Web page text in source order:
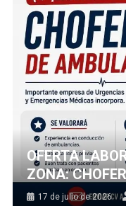
OFERTA
ZONA:
17 de julio de 2026